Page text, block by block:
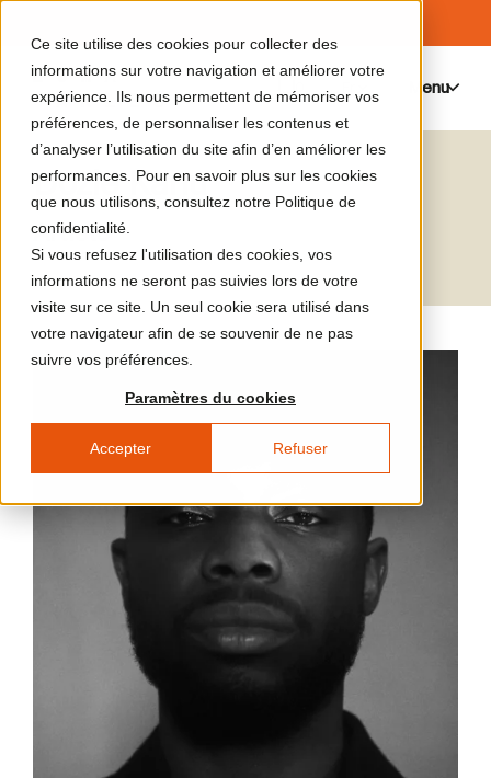
Ce site utilise des cookies pour collecter des
informations sur votre navigation et améliorer votre
expérience. Ils nous permettent de mémoriser vos
préférences, de personnaliser les contenus et
d’analyser l’utilisation du site afin d’en améliorer les
performances. Pour en savoir plus sur les cookies
que nous utilisons, consultez notre Politique de
confidentialité.
Si vous refusez l'utilisation des cookies, vos
informations ne seront pas suivies lors de votre
visite sur ce site. Un seul cookie sera utilisé dans
votre navigateur afin de se souvenir de ne pas
suivre vos préférences.
Paramètres du cookies
Accepter Refuser
Menu
Dozie Kanu
Artiste